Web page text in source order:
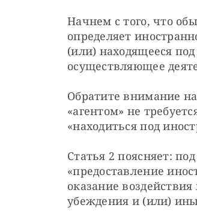
Начнем с того, что
определяет
(или) находящееся
осуществляющее
Обратите внимание
«агентом» не
«находиться под
Статья 2 поясняет:
«предоставление
оказание
убеждения и (или)